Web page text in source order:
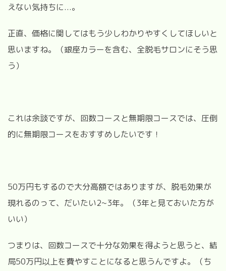
えない気持ちに...。
正直、価格に関してはもう少しわかりやすくしてほしいと
思いますね。（銀座カラーを含む、全脱毛サロンにそう思
う）
これは余談ですが、回数コースと無期限コースでは、圧倒
的に無期限コースをおすすめしたいです！
50万円もするので大分高額ではありますが、脱毛効果が
現れるのって、だいたい2~3年。（3年と見ておいた方が
いい）
つまりは、回数コースで十分な効果を得ようと思うと、結
局50万円以上を費やすことになると思うんですよ。（ち